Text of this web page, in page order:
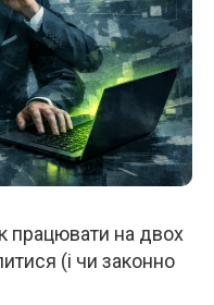
працювати на двох
(і чи законно